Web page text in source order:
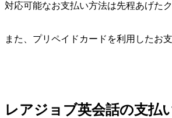
対応可能なお支払い方法は先程あげた
また、プリペイドカードを利用したお
レアジョブ英会話の支払